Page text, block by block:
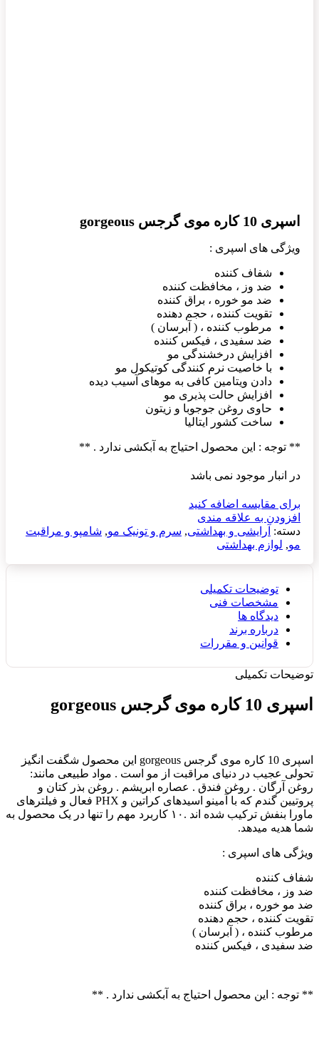
اسپری 10 کاره موی گرجس gorgeous
ویژگی های اسپری :
شفاف کننده
ضد وز ، مخافظت کننده
ضد مو خوره ، براق کننده
تقویت کننده ، حجم دهنده
مرطوب کننده ، ( آبرسان )
ضد سفیدی ، فیکس کننده
افزایش درخشندگی مو
با خاصیت نرم کنندگی کوتیکول مو
دادن ویتامین کافی به موهای آسیب دیده
افزایش حالت پذیری مو
حاوی روغن جوجوبا و زیتون
ساخت کشور ایتالیا
** توجه : این محصول احتیاج به آبکشی ندارد . **
در انبار موجود نمی باشد
برای مقایسه اضافه کنید
افزودن به علاقه مندی
دسته: آرایشی و بهداشتی, سرم و تونیک مو, شامپو و مراقبت
مو, لوازم بهداشتی
توضیحات تکمیلی
مشخصات فنی
دیدگاه ها
درباره برند
قوانین و مقررات
توضیحات تکمیلی
اسپری 10 کاره موی گرجس gorgeous
اسپری 10 کاره موی گرجس gorgeous این محصول شگفت انگیز
تحولی عجیب در دنیای مراقبت از مو است . مواد طبیعی مانند:
روغن آرگان . روغن فندق . عصاره ابریشم . روغن بذر کتان و
پروتیین گندم که با آمینو اسیدهای کراتین و PHX فعال و فیلترهای
ماورا بنفش ترکیب شده اند .۱۰ کاربرد مهم را تنها در یک محصول به
شما هدیه میدهد.
ویژگی های اسپری :
شفاف کننده
ضد وز ، مخافظت کننده
ضد مو خوره ، براق کننده
تقویت کننده ، حجم دهنده
مرطوب کننده ، ( آبرسان )
ضد سفیدی ، فیکس کننده
** توجه : این محصول احتیاج به آبکشی ندارد . **